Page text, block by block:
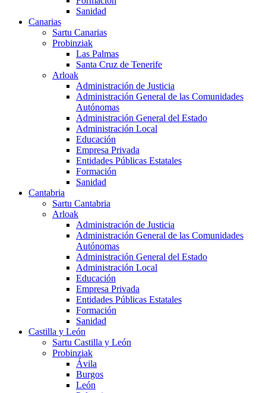
Sanidad
Canarias
Sartu Canarias
Probinziak
Las Palmas
Santa Cruz de Tenerife
Arloak
Administración de Justicia
Administración General de las Comunidades
Autónomas
Administración General del Estado
Administración Local
Educación
Empresa Privada
Entidades Públicas Estatales
Formación
Sanidad
Cantabria
Sartu Cantabria
Arloak
Administración de Justicia
Administración General de las Comunidades
Autónomas
Administración General del Estado
Administración Local
Educación
Empresa Privada
Entidades Públicas Estatales
Formación
Sanidad
Castilla y León
Sartu Castilla y León
Probinziak
Ávila
Burgos
León